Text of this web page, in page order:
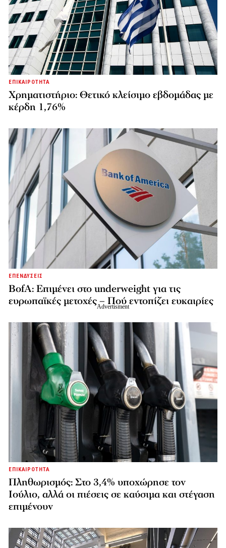
ΕΠΙΚΑΙΡΟΤΗΤΑ
Χρηματιστήριο: Θετικό κλείσιμο εβδομάδας με
κέρδη 1,76%
ΕΠΕΝΔΥΣΕΙΣ
BofA: Επιμένει στο underweight για τις
ευρωπαϊκές μετοχές – Πού εντοπίζει ευκαιρίες
ΕΠΙΚΑΙΡΟΤΗΤΑ
Πληθωρισμός: Στο 3,4% υποχώρησε τον
Ιούλιο, αλλά οι πιέσεις σε καύσιμα και στέγαση
επιμένουν